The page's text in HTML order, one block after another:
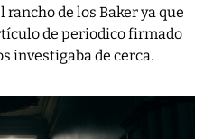
de los Baker ya que
de periodico firmado
investigaba de cerca.